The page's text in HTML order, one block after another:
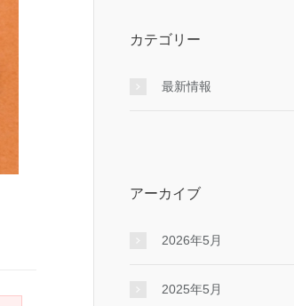
カテゴリー
最新情報
アーカイブ
2026年5月
2025年5月